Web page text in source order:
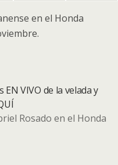
en el Honda
VIVO de la velada y
Rosado en el Honda